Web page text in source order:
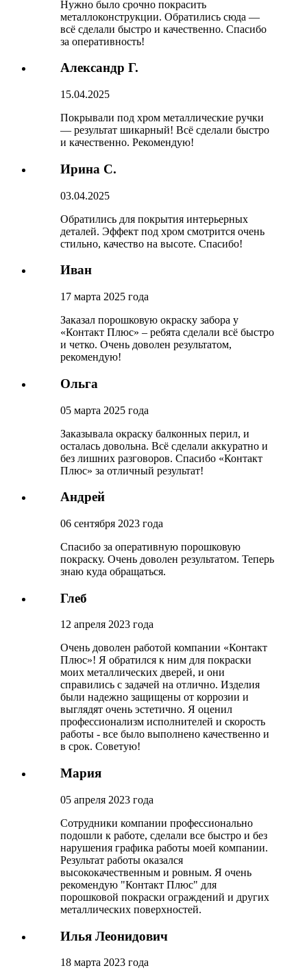
Нужно было срочно покрасить
металлоконструкции. Обратились сюда —
всё сделали быстро и качественно. Спасибо
за оперативность!
Александр Г.
15.04.2025
Покрывали под хром металлические ручки
— результат шикарный! Всё сделали быстро
и качественно. Рекомендую!
Ирина С.
03.04.2025
Обратились для покрытия интерьерных
деталей. Эффект под хром смотрится очень
стильно, качество на высоте. Спасибо!
Иван
17 марта 2025 года
Заказал порошковую окраску забора у
«Контакт Плюс» – ребята сделали всё быстро
и четко. Очень доволен результатом,
рекомендую!
Ольга
05 марта 2025 года
Заказывала окраску балконных перил, и
осталась довольна. Всё сделали аккуратно и
без лишних разговоров. Спасибо «Контакт
Плюс» за отличный результат!
Андрей
06 сентября 2023 года
Спасибо за оперативную порошковую
покраску. Очень доволен результатом. Теперь
знаю куда обращаться.
Глеб
12 апреля 2023 года
Очень доволен работой компании «Контакт
Плюс»! Я обратился к ним для покраски
моих металлических дверей, и они
справились с задачей на отлично. Изделия
были надежно защищены от коррозии и
выглядят очень эстетично. Я оценил
профессионализм исполнителей и скорость
работы - все было выполнено качественно и
в срок. Советую!
Мария
05 апреля 2023 года
Сотрудники компании профессионально
подошли к работе, сделали все быстро и без
нарушения графика работы моей компании.
Результат работы оказался
высококачественным и ровным. Я очень
рекомендую "Контакт Плюс" для
порошковой покраски ограждений и других
металлических поверхностей.
Илья Леонидович
18 марта 2023 года